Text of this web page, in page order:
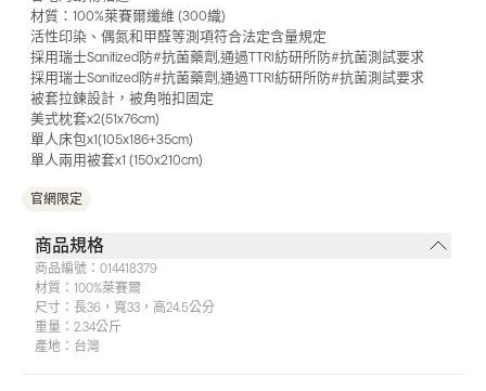
材質：100%萊賽爾纖維 (300織)
活性印染、偶氮和甲醛等測項符合法定含量規定
採用瑞士Sanitized防#抗菌藥劑,通過TTRI紡研所防#抗菌測試要求
採用瑞士Sanitized防#抗菌藥劑,通過TTRI紡研所防#抗菌測試要求
被套拉鍊設計，被角啪扣固定
美式枕套x2(51x76cm)
單人床包x1(105x186+35cm)
單人兩用被套x1 (150x210cm)
官網限定
商品規格
商品編號： 014418379
材質： 100%萊賽爾
尺寸： 長36，寬33，高24.5公分
重量： 2.34公斤
產地： 台灣